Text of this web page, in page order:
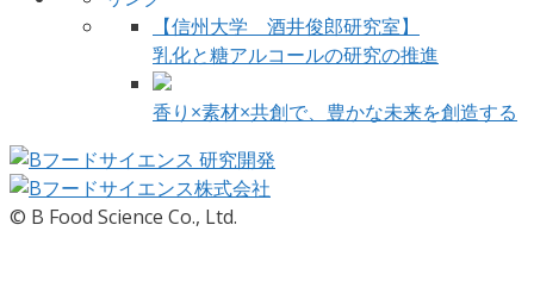
【信州大学 酒井俊郎研究室】
乳化と糖アルコールの研究の推進
香り×素材×共創で、豊かな未来を創造する
© B Food Science Co., Ltd.